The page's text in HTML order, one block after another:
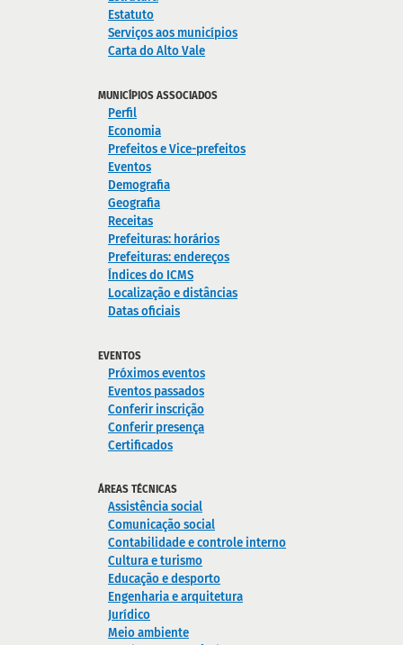
Estatuto
Serviços aos municípios
Carta do Alto Vale
MUNICÍPIOS ASSOCIADOS
Perfil
Economia
Prefeitos e Vice-prefeitos
Eventos
Demografia
Geografia
Receitas
Prefeituras: horários
Prefeituras: endereços
Índices do ICMS
Localização e distâncias
Datas oficiais
EVENTOS
Próximos eventos
Eventos passados
Conferir inscrição
Conferir presença
Certificados
ÁREAS TÉCNICAS
Assistência social
Comunicação social
Contabilidade e controle interno
Cultura e turismo
Educação e desporto
Engenharia e arquitetura
Jurídico
Meio ambiente